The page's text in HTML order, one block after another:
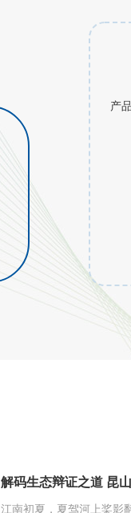
产
解码生态辩证之道 昆
江南初夏，夏驾河上桨影